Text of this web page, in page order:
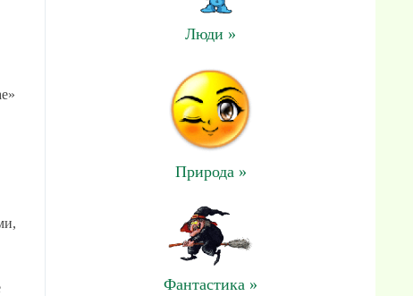
Люди »
Природа »
Фантастика »